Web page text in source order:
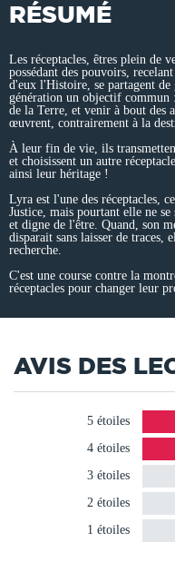
RÉSUMÉ
Les réceptacles, êtres plein de
possédant des pouvoirs,
d'eux l'Histoire, se partagent de
génération un objectif commun
de la Terre, et venir à bout des
œuvrent, contrairement à la
À leur fin de vie, ils
et choisissent un autre
ainsi leur héritage !
Lyra est l'une des réceptacles,
Justice, mais pourtant elle ne se
et digne de l'être. Quand, son
disparait sans laisser de traces,
recherche.
C'est une course contre la
réceptacles pour changer leur
AVIS DES
5 étoiles
4 étoiles
3 étoiles
2 étoiles
1 étoiles